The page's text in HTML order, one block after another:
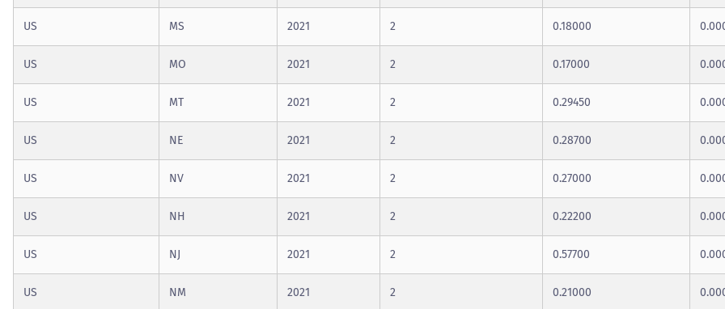
US MS 2021 2 0.18000
US MO 2021 2 0.17000
US MT 2021 2 0.29450
US NE 2021 2 0.28700
US NV 2021 2 0.27000
US NH 2021 2 0.22200
US NJ 2021 2 0.57700
US NM 2021 2 0.21000